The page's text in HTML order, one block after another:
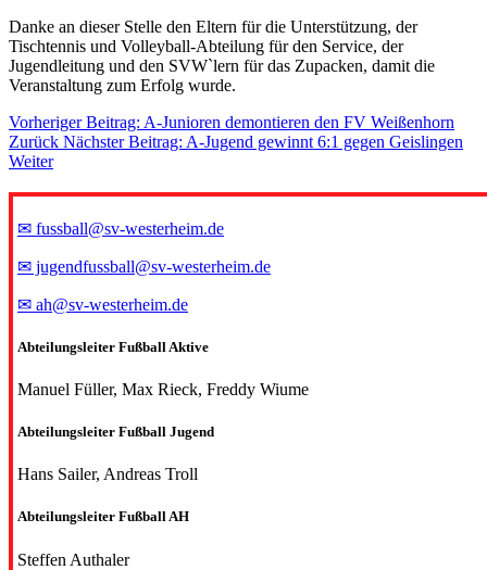
Danke an dieser Stelle den Eltern für die Unterstützung, der
Tischtennis und Volleyball-Abteilung für den Service, der
Jugendleitung und den SVW`lern für das Zupacken, damit die
Veranstaltung zum Erfolg wurde.
Vorheriger Beitrag: A-Junioren demontieren den FV Weißenhorn
Zurück Nächster Beitrag: A-Jugend gewinnt 6:1 gegen Geislingen
Weiter
✉ fussball@sv-westerheim.de
✉ jugendfussball@sv-westerheim.de
✉ ah@sv-westerheim.de
Abteilungsleiter Fußball Aktive
Manuel Füller, Max Rieck, Freddy Wiume
Abteilungsleiter Fußball Jugend
Hans Sailer, Andreas Troll
Abteilungsleiter Fußball AH
Steffen Authaler